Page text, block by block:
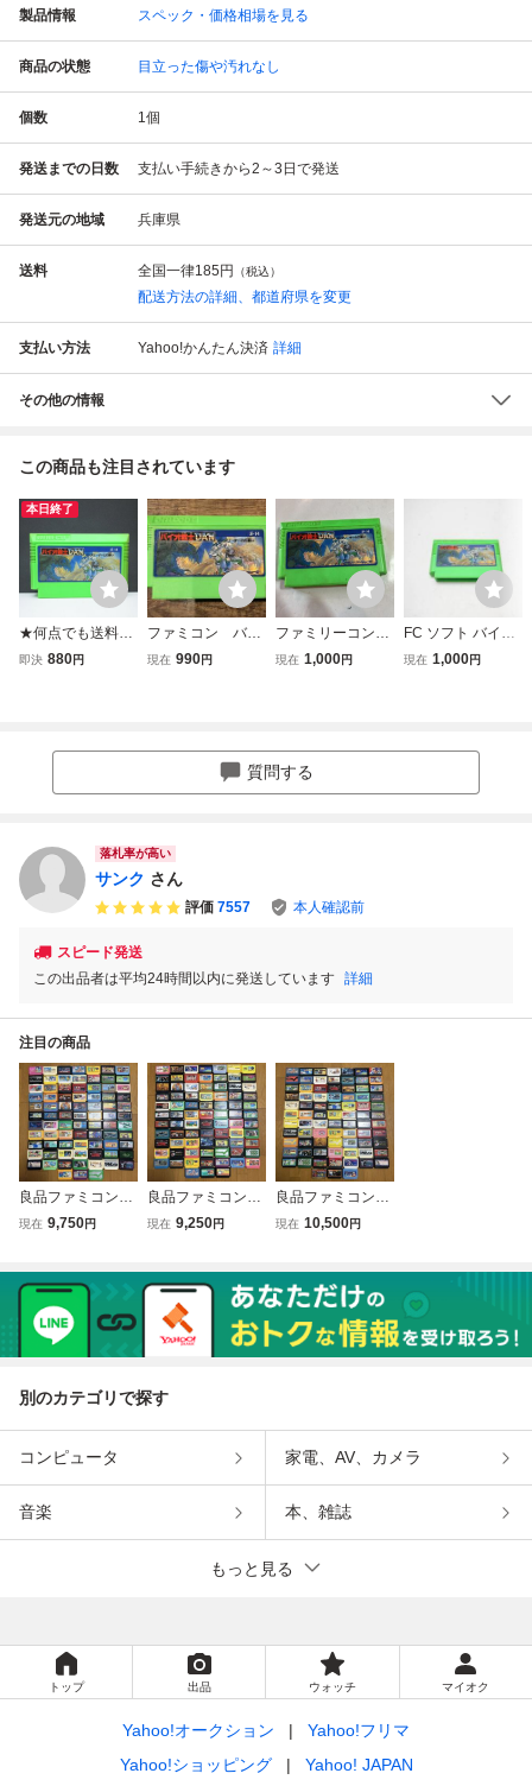
製品情報 スペック・価格相場を見る
商品の状態 目立った傷や汚れなし
個数 1個
発送までの日数 支払い手続きから2～3日で発送
発送元の地域 兵庫県
送料 全国一律185円 （税込）
配送方法の詳細、都道府県を変更
支払い方法 Yahoo!かんたん決済 詳細
その他の情報
この商品も注目されています
本日終了
★何点でも送料１
８５円★ バイオ戦
即決 880円
ファミコン バイ
オ戦士DAN〜イン
現在 990円
ファミリーコンピ
ュータ ゲームソ
現在 1,000円
FC ソフト バイオ
戦士DAN
現在 1,000円
質問する
落札率が高い
サンク さん
評価 7557 本人確認前
スピード発送
この出品者は平均24時間以内に発送しています 詳細
注目の商品
良品ファミコンソ
フト80本セット①
現在 9,750円
良品ファミコンソ
フト80本セット②
現在 9,250円
良品ファミコンソ
フト80本セット③
現在 10,500円
別のカテゴリで探す
コンピュータ 家電、AV、カメラ
音楽 本、雑誌
もっと見る
トップ 出品 ウォッチ マイオク
Yahoo!オークション
Yahoo!フリマ
Yahoo!ショッピング
Yahoo! JAPAN